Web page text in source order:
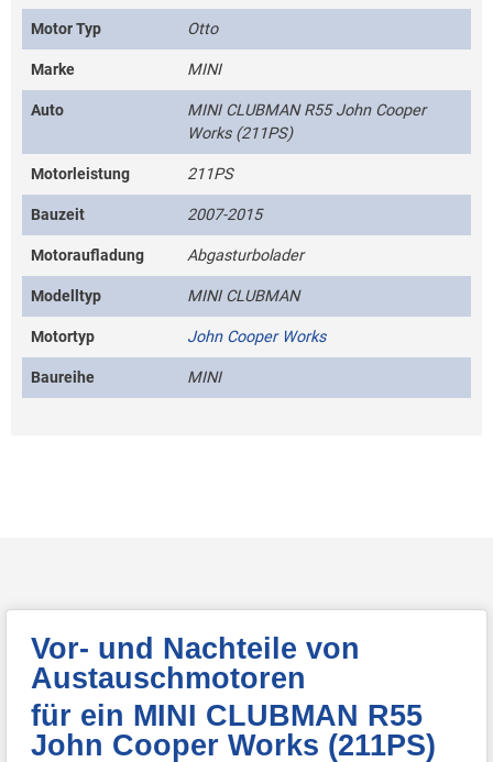
Motor Typ Otto
Marke MINI
Auto
MINI CLUBMAN R55 John Cooper
Works (211PS)
Motorleistung 211PS
Bauzeit 2007-2015
Motoraufladung Abgasturbolader
Modelltyp MINI CLUBMAN
Motortyp John Cooper Works
Baureihe MINI
Vor- und Nachteile von
Austauschmotoren
für ein MINI CLUBMAN R55
John Cooper Works (211PS)